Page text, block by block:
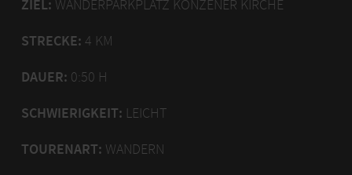
ZIEL: WANDERPARKPLATZ KONZENER KIRCHE
STRECKE: 4 KM
DAUER: 0:50 H
SCHWIERIGKEIT: LEICHT
TOURENART: WANDERN